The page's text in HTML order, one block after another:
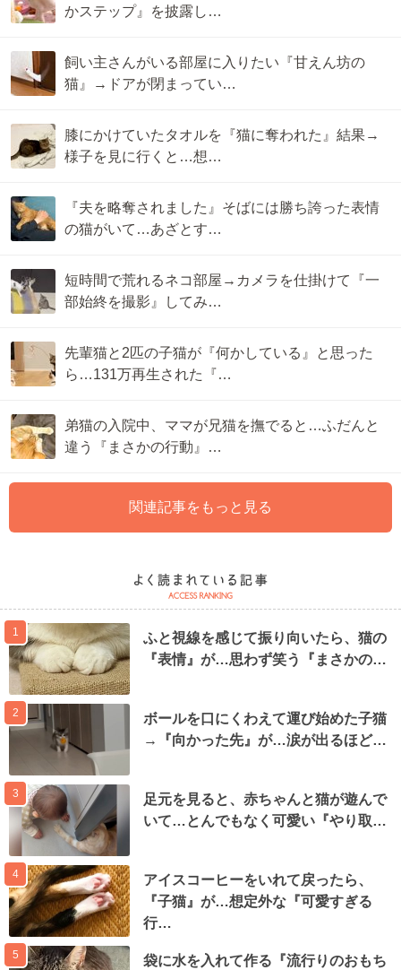
かステップ』を披露し…
飼い主さんがいる部屋に入りたい『甘えん坊の
猫』→ドアが閉まってい…
膝にかけていたタオルを『猫に奪われた』結果→
様子を見に行くと…想…
『夫を略奪されました』そばには勝ち誇った表情
の猫がいて…あざとす…
短時間で荒れるネコ部屋→カメラを仕掛けて『一
部始終を撮影』してみ…
先輩猫と2匹の子猫が『何かしている』と思った
ら…131万再生された『…
弟猫の入院中、ママが兄猫を撫でると…ふだんと
違う『まさかの行動』…
関連記事をもっと見る
1
ふと視線を感じて振り向いたら、猫の
『表情』が…思わず笑う『まさかの…
2
ボールを口にくわえて運び始めた子猫
→『向かった先』が…涙が出るほど…
3
足元を見ると、赤ちゃんと猫が遊んで
いて…とんでもなく可愛い『やり取…
4
アイスコーヒーをいれて戻ったら、
『子猫』が…想定外な『可愛すぎる
行…
5
袋に水を入れて作る『流行りのおもち